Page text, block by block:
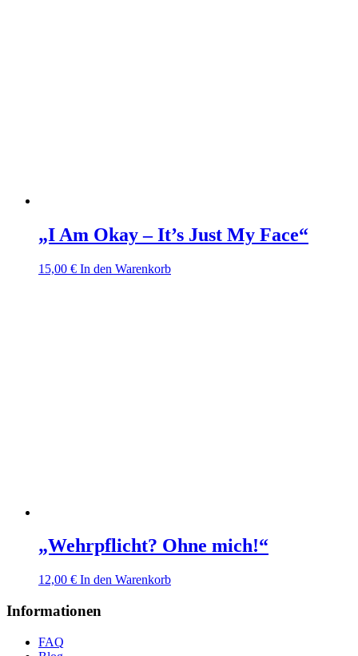
„I Am Okay – It’s Just My Face“
15,00 € In den Warenkorb
„Wehrpflicht? Ohne mich!“
12,00 € In den Warenkorb
Informationen
FAQ